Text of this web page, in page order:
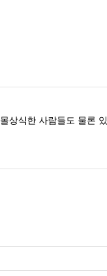
상식한 사람들도 물론